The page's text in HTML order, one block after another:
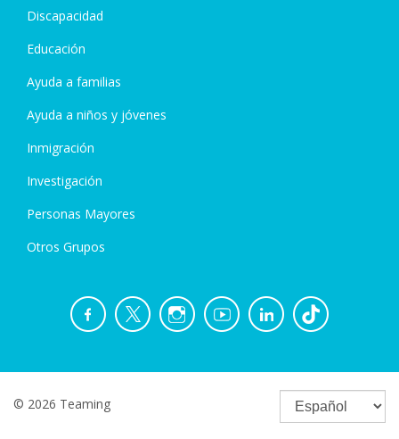
Discapacidad
Educación
Ayuda a familias
Ayuda a niños y jóvenes
Inmigración
Investigación
Personas Mayores
Otros Grupos
© 2026 Teaming